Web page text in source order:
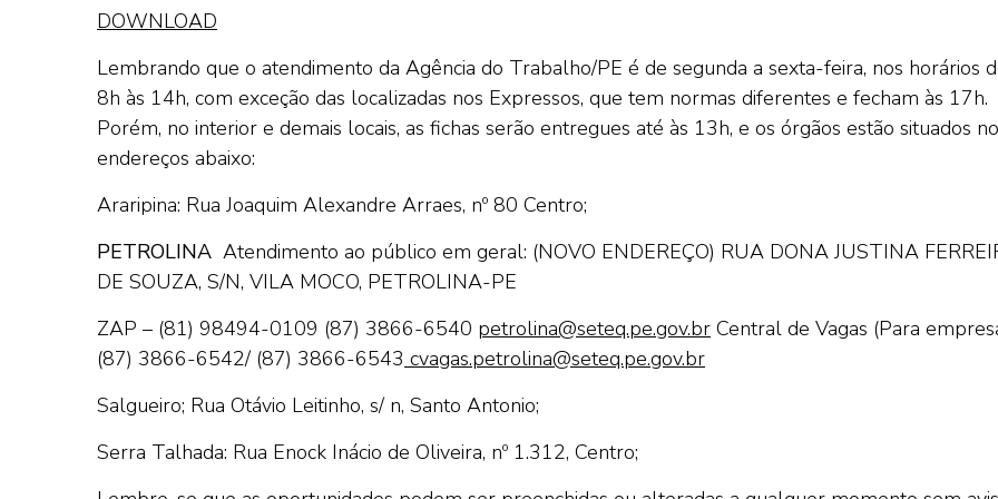
DOWNLOAD
Lembrando que o atendimento da Agência do Trabalho/PE é de segunda a sexta-feira, nos horários
8h às 14h, com exceção das localizadas nos Expressos, que tem normas diferentes e fecham às 17h.
Porém, no interior e demais locais, as fichas serão entregues até às 13h, e os órgãos estão situados
endereços abaixo:
Araripina: Rua Joaquim Alexandre Arraes, nº 80 Centro;
PETROLINA Atendimento ao público em geral: (NOVO ENDEREÇO) RUA DONA JUSTINA
DE SOUZA, S/N, VILA MOCO, PETROLINA-PE
ZAP – (81) 98494-0109 (87) 3866-6540 petrolina@seteq.pe.gov.br Central de Vagas (Para
(87) 3866-6542/ (87) 3866-6543 cvagas.petrolina@seteq.pe.gov.br
Salgueiro; Rua Otávio Leitinho, s/ n, Santo Antonio;
Serra Talhada: Rua Enock Inácio de Oliveira, nº 1.312, Centro;